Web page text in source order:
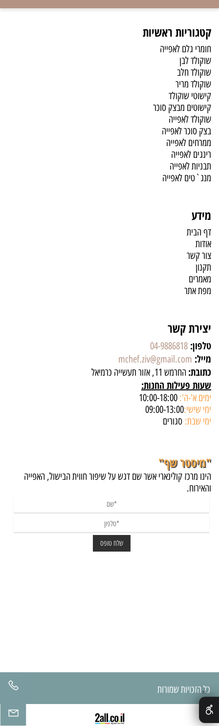
קטגוריות ראשיות
חומרי גלם לאפייה
שוקולד לבן
שוקולד חלב
שוקולד מריר
קישוטי שוקולד
קישוטים מבצק סוכר
שוקולד לאפייה
בצק סוכר לאפייה
ממרחים לאפייה
רינגים לאפייה
תבניות לאפייה
מנג`טים לאפייה
מידע
דף הבית
אודות
צור קשר
תקנון
מאמרים
מפת אתר
יצירת קשר
טלפון: 04-9886818
מייל: mchef.ziv@gmail.com
כתובת: החרמש 11, אזור תעשייה כרמיאל
שעות פעילות החנות:
ימים א'-ה':
ימי שישי:09:00-13:00
ימי שבת: סגורים
"מיסטר שף"
הינו מרכז קולינארי אשר שם דגש על שיפור חווית הבישול, האפייה
והאירוח.
כל הזכויות שמורות
✕